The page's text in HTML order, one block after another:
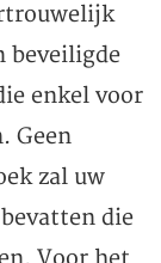
beveiligde
enkel voor
Geen
zal uw
die